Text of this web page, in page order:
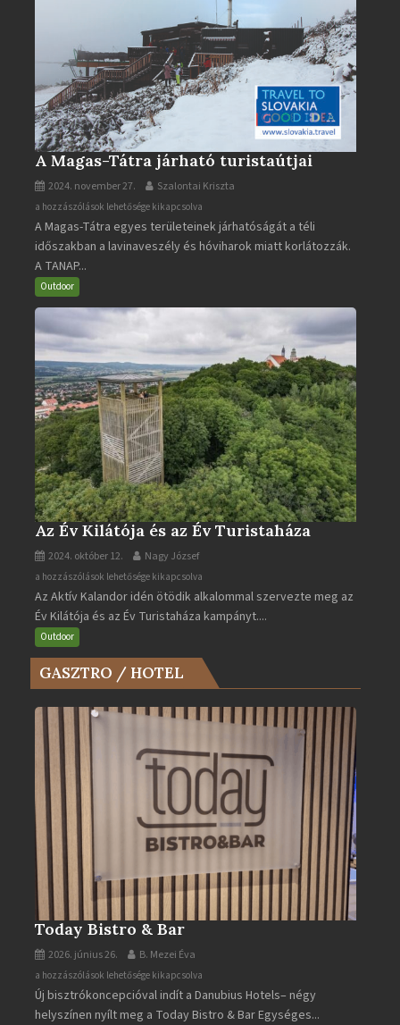
A Magas-Tátra járható turistaútjai
2024. november 27. Szalontai Kriszta
A
Magas-
Tátra
járható
turistaútjai
bejegyzéshez
a hozzászólások lehetősége kikapcsolva
A Magas-Tátra egyes területeinek járhatóságát a téli
időszakban a lavinaveszély és hóviharok miatt korlátozzák.
A TANAP...
Outdoor
Az Év Kilátója és az Év Turistaháza
2024. október 12. Nagy József
Az
Év
Kilátója
és
Év
Turistaháza
bejegyzéshez
a hozzászólások lehetősége kikapcsolva
Az Aktív Kalandor idén ötödik alkalommal szervezte meg az
Év Kilátója és az Év Turistaháza kampányt....
Outdoor
GASZTRO / HOTEL
Today Bistro & Bar
2026. június 26. B. Mezei Éva
Today
Bistro
&
a hozzászólások lehetősége kikapcsolva
Új bisztrókoncepcióval indít a Danubius Hotels– négy
helyszínen nyílt meg a Today Bistro & Bar Egységes...